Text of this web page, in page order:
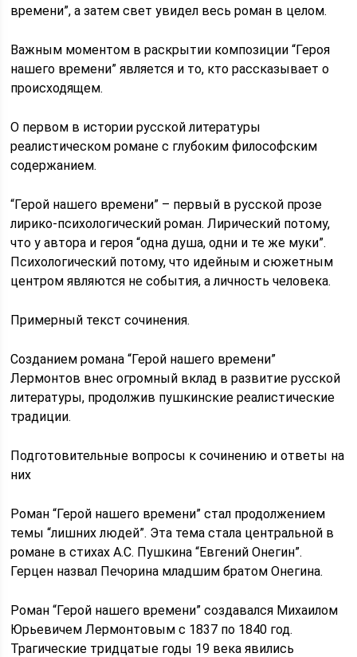
времени”, а затем свет увидел весь роман в целом.
Важным моментом в раскрытии композиции “Героя
нашего времени” является и то, кто рассказывает о
происходящем.
О первом в истории русской литературы
реалистическом романе с глубоким философским
содержанием.
“Герой нашего времени” – первый в русской прозе
лирико-психологический роман. Лирический потому,
что у автора и героя “одна душа, одни и те же муки”.
Психологический потому, что идейным и сюжетным
центром являются не события, а личность человека.
Примерный текст сочинения.
Созданием романа “Герой нашего времени”
Лермонтов внес огромный вклад в развитие русской
литературы, продолжив пушкинские реалистические
традиции.
Подготовительные вопросы к сочинению и ответы на
них
Роман “Герой нашего времени” стал продолжением
темы “лишних людей”. Эта тема стала центральной в
романе в стихах А.С. Пушкина “Евгений Онегин”.
Герцен назвал Печорина младшим братом Онегина.
Роман “Герой нашего времени” создавался Михаилом
Юрьевичем Лермонтовым с 1837 по 1840 год.
Трагические тридцатые годы 19 века явились